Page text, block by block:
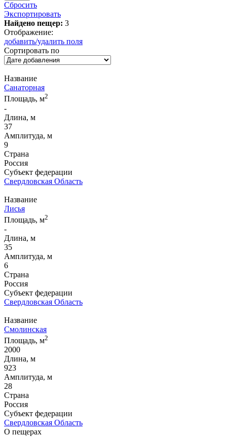
Сбросить
Экспортировать
Найдено пещер: 3
Отображение:
добавить/удалить поля
Сортировать по
Название
Санаторная
Площадь, м2
-
Длина, м
37
Амплитуда, м
9
Страна
Россия
Субъект федерации
Свердловская Область
Название
Лисья
Площадь, м2
-
Длина, м
35
Амплитуда, м
6
Страна
Россия
Субъект федерации
Свердловская Область
Название
Смолинская
Площадь, м2
2000
Длина, м
923
Амплитуда, м
28
Страна
Россия
Субъект федерации
Свердловская Область
О пещерах